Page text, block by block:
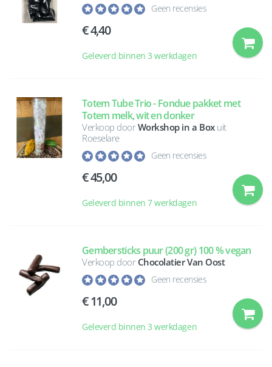
Geen recensies
4,40
Geleverd binnen 3 werkdagen
Totem Tube Trio - Fondue pakket met
Totem melk, wit en donker
Verkoop doorWorkshop in a Boxuit
Roeselare
Geen recensies
45,00
Geleverd binnen 7 werkdagen
Gembersticks puur (200 gr) 100 % vegan
Verkoop door Chocolatier Van Oost
Geen recensies
11,00
Geleverd binnen 3 werkdagen